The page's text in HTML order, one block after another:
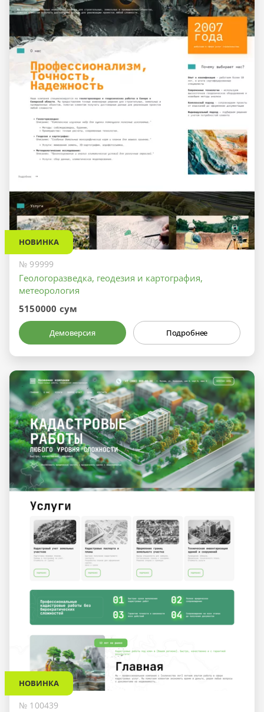
НОВИНКА
№ 99999
Геологоразведка, геодезия и картография,
метеорология
5150000 сум
Демоверсия Подробнее
НОВИНКА
№ 100439